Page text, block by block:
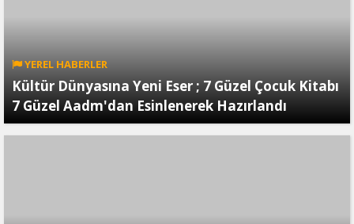
YEREL HABERLER
Kültür Dünyasına Yeni Eser ; 7 Güzel Çocuk Kitabı
7 Güzel Aadm'dan Esinlenerek Hazırlandı